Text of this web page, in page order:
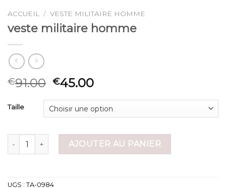
ACCUEIL / VESTE MILITAIRE HOMME
veste militaire homme
€91.00 €45.00
Taille
quantité de veste militaire homme
AJOUTER AU PANIER
UGS : TA-0984